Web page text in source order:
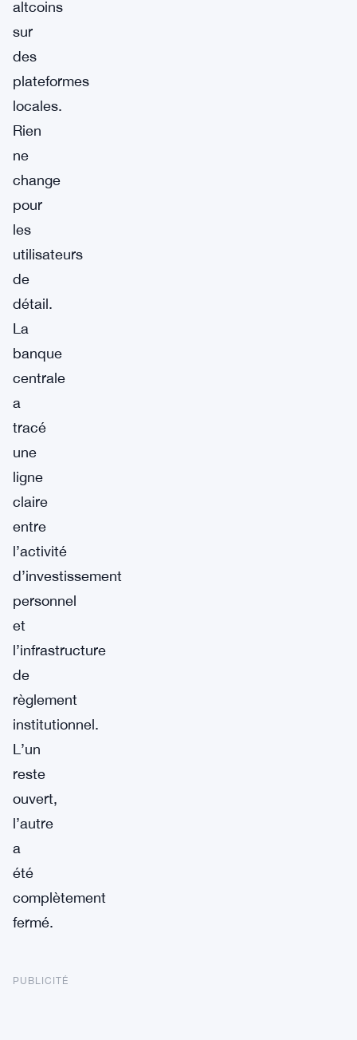
altcoins
sur
des
plateformes
locales.
Rien
ne
change
pour
les
utilisateurs
de
détail.
La
banque
centrale
a
tracé
une
ligne
claire
entre
l’activité
d’investissement
personnel
et
l’infrastructure
de
règlement
institutionnel.
L’un
reste
ouvert,
l’autre
a
été
complètement
fermé.
PUBLICITÉ